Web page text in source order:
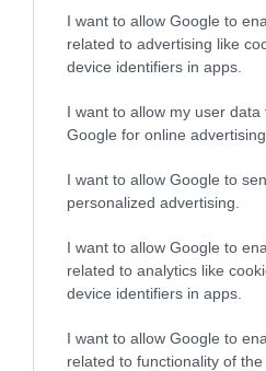
I want to allow Google to
related to advertising like
device identifiers in apps.
I want to allow my user data
Google for online
I want to allow Google to
personalized advertising.
I want to allow Google to
related to analytics like
device identifiers in apps.
I want to allow Google to
related to functionality of the